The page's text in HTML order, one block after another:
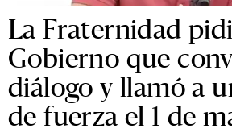
La Fraternidad
Gobierno que
diálogo y llamó a
de fuerza el 1 de